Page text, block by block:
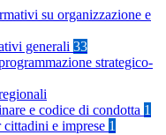
su organizzazione e
generali 33
strategico-
e codice di condotta 1
e imprese 1